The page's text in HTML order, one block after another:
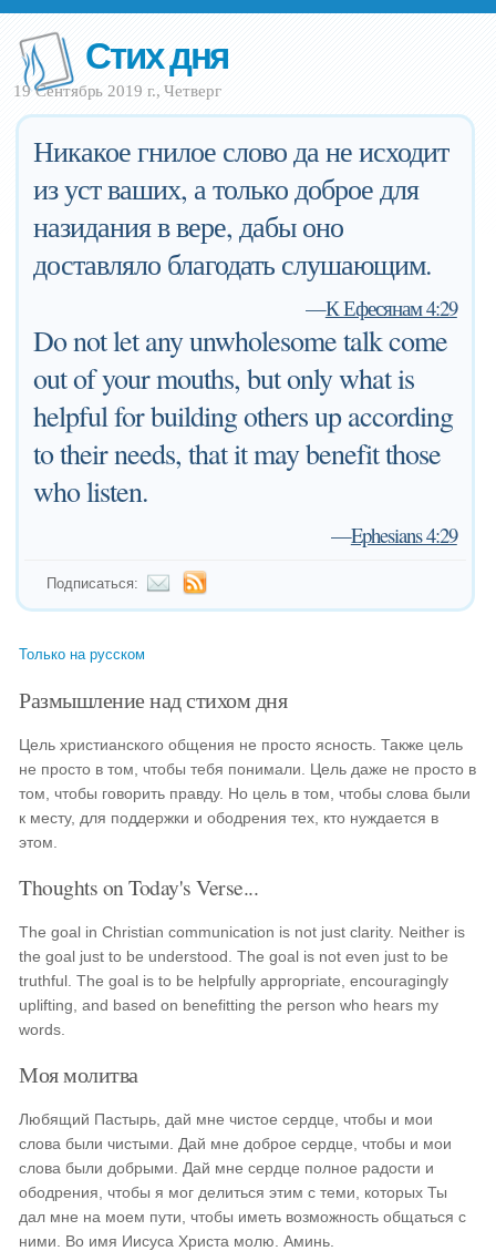
Стих дня
19 Сентябрь 2019 г., Четверг
Никакое гнилое слово да не исходит
из уст ваших, а только доброе для
назидания в вере, дабы оно
доставляло благодать слушающим.
—К Ефесянам 4:29
Do not let any unwholesome talk come
out of your mouths, but only what is
helpful for building others up according
to their needs, that it may benefit those
who listen.
—Ephesians 4:29
Подписаться:
Только на русском
Размышление над стихом дня
Цель христианского общения не просто ясность. Также цель
не просто в том, чтобы тебя понимали. Цель даже не просто в
том, чтобы говорить правду. Но цель в том, чтобы слова были
к месту, для поддержки и ободрения тех, кто нуждается в
этом.
Thoughts on Today's Verse...
The goal in Christian communication is not just clarity. Neither is
the goal just to be understood. The goal is not even just to be
truthful. The goal is to be helpfully appropriate, encouragingly
uplifting, and based on benefitting the person who hears my
words.
Моя молитва
Любящий Пастырь, дай мне чистое сердце, чтобы и мои
слова были чистыми. Дай мне доброе сердце, чтобы и мои
слова были добрыми. Дай мне сердце полное радости и
ободрения, чтобы я мог делиться этим с теми, которых Ты
дал мне на моем пути, чтобы иметь возможность общаться с
ними. Во имя Иисуса Христа молю. Аминь.